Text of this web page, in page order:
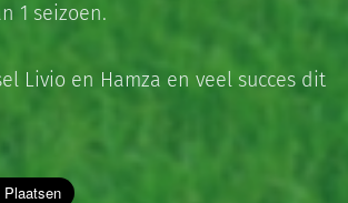
1 seizoen.
Livio en Hamza en veel succes dit